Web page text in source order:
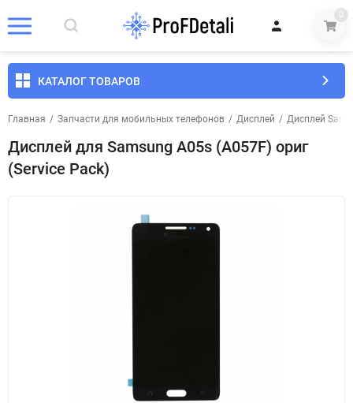
0
КАТАЛОГ ТОВАРОВ
Главная / Запчасти для мобильных телефонов / Дисплей / Дисплей
Дисплей для Samsung A05s (A057F) ориг
(Service Pack)